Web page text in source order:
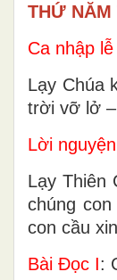
THỨ NĂM
Ca nhập lễ
Lạy Chúa
trời vỡ lở –
Lời
Lạy Thiên
chúng
con cầu
Bài Ðọc I: